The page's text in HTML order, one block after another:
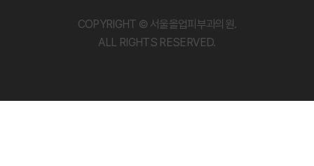
COPYRIGHT © 서울올업피부과의원.
ALL RIGHTS RESERVED.